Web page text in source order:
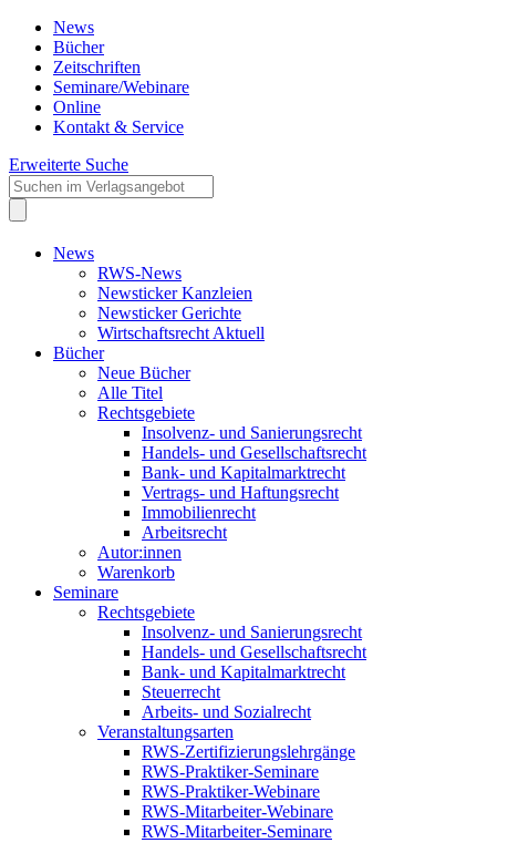
News
Bücher
Zeitschriften
Seminare/Webinare
Online
Kontakt & Service
Erweiterte Suche
News
RWS-News
Newsticker Kanzleien
Newsticker Gerichte
Wirtschaftsrecht Aktuell
Bücher
Neue Bücher
Alle Titel
Rechtsgebiete
Insolvenz- und Sanierungsrecht
Handels- und Gesellschaftsrecht
Bank- und Kapitalmarktrecht
Vertrags- und Haftungsrecht
Immobilienrecht
Arbeitsrecht
Autor:innen
Warenkorb
Seminare
Rechtsgebiete
Insolvenz- und Sanierungsrecht
Handels- und Gesellschaftsrecht
Bank- und Kapitalmarktrecht
Steuerrecht
Arbeits- und Sozialrecht
Veranstaltungsarten
RWS-Zertifizierungslehrgänge
RWS-Praktiker-Seminare
RWS-Praktiker-Webinare
RWS-Mitarbeiter-Webinare
RWS-Mitarbeiter-Seminare